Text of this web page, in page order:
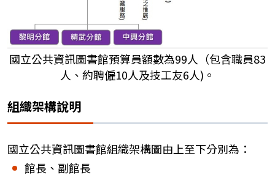
國立公共資訊圖書館預算員額數為99人（包含職員83
人、約聘僱10人及技工友6人)。
組織架構說明
國立公共資訊圖書館組織架構圖由上至下分別為：
館長、副館長